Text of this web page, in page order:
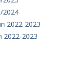
2024
2022-2023
2022-2023